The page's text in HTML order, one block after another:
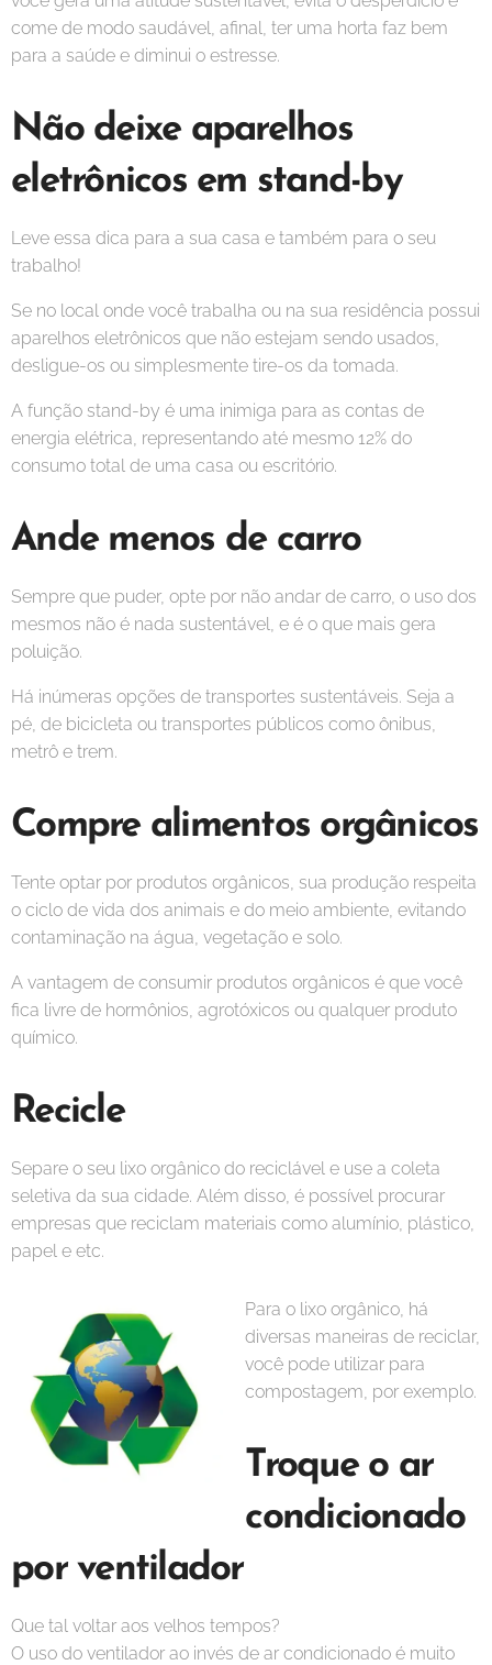
come de modo saudável, afinal, ter uma horta faz bem
para a saúde e diminui o estresse.
Não deixe aparelhos
eletrônicos em stand-by
Leve essa dica para a sua casa e também para o seu
trabalho!
Se no local onde você trabalha ou na sua residência possui
aparelhos eletrônicos que não estejam sendo usados,
desligue-os ou simplesmente tire-os da tomada.
A função stand-by é uma inimiga para as contas de
energia elétrica, representando até mesmo 12% do
consumo total de uma casa ou escritório.
Ande menos de carro
Sempre que puder, opte por não andar de carro, o uso dos
mesmos não é nada sustentável, e é o que mais gera
poluição.
Há inúmeras opções de transportes sustentáveis. Seja a
pé, de bicicleta ou transportes públicos como ônibus,
metrô e trem.
Compre alimentos orgânicos
Tente optar por produtos orgânicos, sua produção respeita
o ciclo de vida dos animais e do meio ambiente, evitando
contaminação na água, vegetação e solo.
A vantagem de consumir produtos orgânicos é que você
fica livre de hormônios, agrotóxicos ou qualquer produto
químico.
Recicle
Separe o seu lixo orgânico do reciclável e use a coleta
seletiva da sua cidade. Além disso, é possível procurar
empresas que reciclam materiais como alumínio, plástico,
papel e etc.
Para o lixo orgânico, há
diversas maneiras de reciclar,
você pode utilizar para
compostagem, por exemplo.
Troque o ar
condicionado
por ventilador
Que tal voltar aos velhos tempos?
O uso do ventilador ao invés de ar condicionado é muito